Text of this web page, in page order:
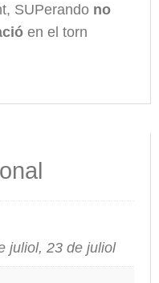
SUPerando no
en el torn
juliol, 23 de juliol